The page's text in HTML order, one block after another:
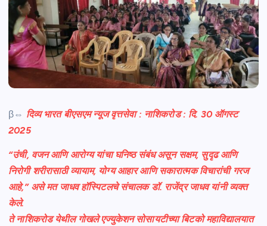
β⇔ दिव्य भारत बीएसएम न्यूज वृत्तसेवा : नाशिकरोड : दि. 30 ऑगस्ट
2025
“उंची, वजन आणि आरोग्य यांचा घनिष्ठ संबंध असून सक्षम, सुदृढ आणि
निरोगी शरीरासाठी व्यायाम, योग्य आहार आणि सकारात्मक विचारांची गरज
आहे,” असे मत जाधव हॉस्पिटलचे संचालक डॉ. राजेंद्र जाधव यांनी व्यक्त
केले.
ते नाशिकरोड येथील गोखले एज्युकेशन सोसायटीच्या बिटको महाविद्यालयात